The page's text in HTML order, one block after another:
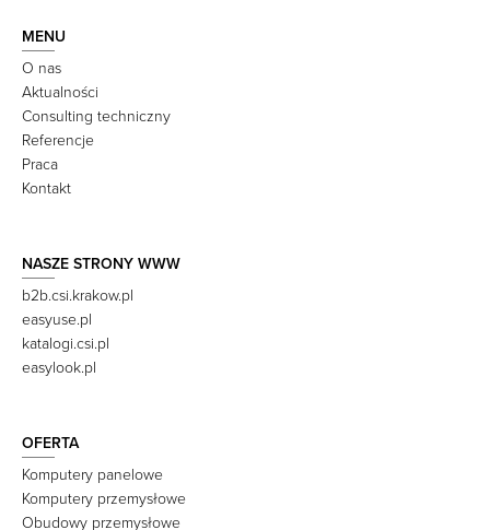
MENU
O nas
Aktualności
Consulting techniczny
Referencje
Praca
Kontakt
NASZE STRONY WWW
b2b.csi.krakow.pl
easyuse.pl
katalogi.csi.pl
easylook.pl
OFERTA
Komputery panelowe
Komputery przemysłowe
Obudowy przemysłowe